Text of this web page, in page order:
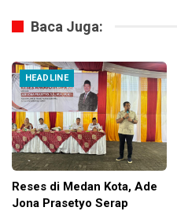
Baca Juga:
HEADLINE
Reses di Medan Kota, Ade
Jona Prasetyo Serap